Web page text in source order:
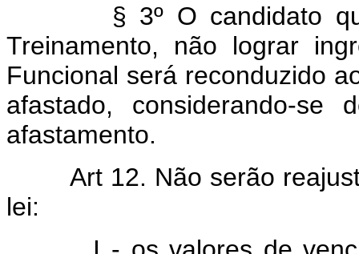
§ 3º O candidato que,
Treinamento, não lograr
Funcional será reconduzido
afastado, considerando-
afastamento.
Art 12. Não serão
lei: